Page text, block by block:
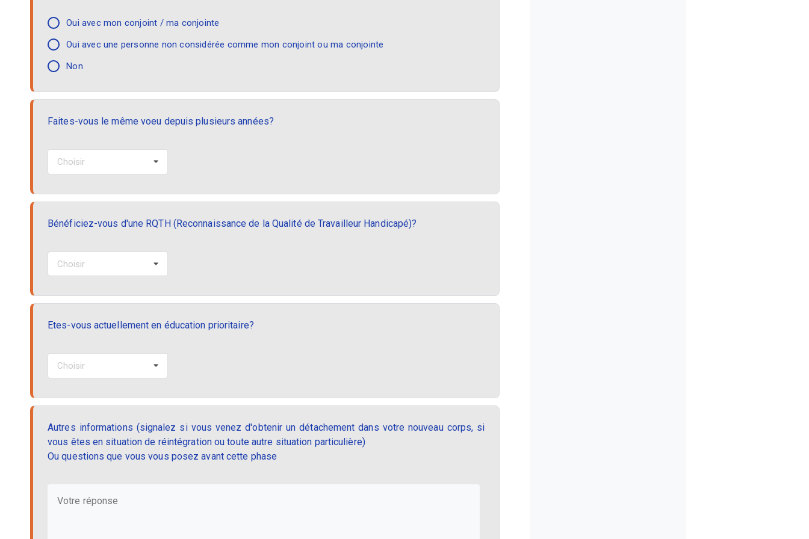
Oui avec mon conjoint / ma conjointe
Oui avec une personne non considérée comme mon conjoint ou ma conjointe
Non
Faites-vous le même voeu depuis plusieurs années?
Choisir
Bénéficiez-vous d'une RQTH (Reconnaissance de la Qualité de Travailleur Handicapé)?
Choisir
Etes-vous actuellement en éducation prioritaire?
Choisir
Autres informations (signalez si vous venez d'obtenir un détachement dans votre nouveau corps, si
vous êtes en situation de réintégration ou toute autre situation particulière)
Ou questions que vous vous posez avant cette phase